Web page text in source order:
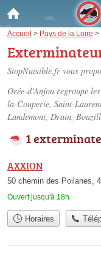
Accueil > Pays de la Loire >
StopNuisible.fr vous
Orée-d'Anjou regroupe
la-Couperie, Saint-
Landemont, Drain,
1
AXXION
50 chemin des Poilanes,
Ouvert jusqu'à 18h
Horaires